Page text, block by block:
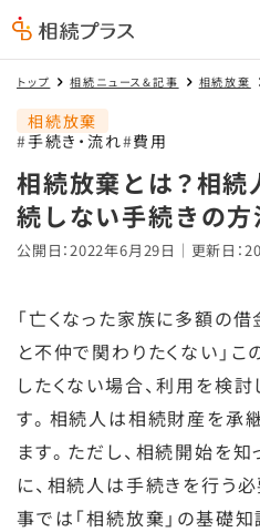
トップ 相続ニュース&記事 相続放棄
相続放棄
手続き・流れ 費用
相続放棄とは？相続
続しない手続きの
公開日：2022年6月29日｜更新日：
「亡くなった家族に多額の
と不仲で関わりたくない」
したくない場合、利用を検
す。相続人は相続財産を承
ます。ただし、相続開始を
に、相続人は手続きを行う
事では「相続放棄」の基礎